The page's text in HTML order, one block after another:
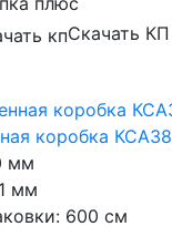
Скачать КП
коробка КСА38
мм
мм
600 см